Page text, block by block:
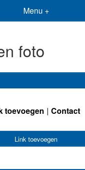
Menu +
foto
toevoegen Contact
Link toevoegen